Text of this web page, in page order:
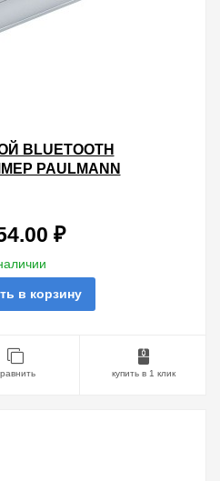
BLUETOOTH
PAULMANN
₽
в корзину
купить в 1 клик